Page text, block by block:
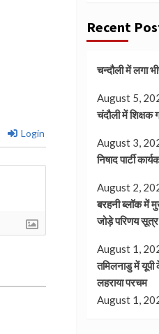
Login
Recent
चन्दौली में लगा
August 5,
चंदौली में शिक्षक
August 3,
निषाद पार्टी
August 2,
बरहनी ब्लॉक में
जोड़े परिणय
August 1,
तमिलनाडु में
लहराया परचम
August 1,